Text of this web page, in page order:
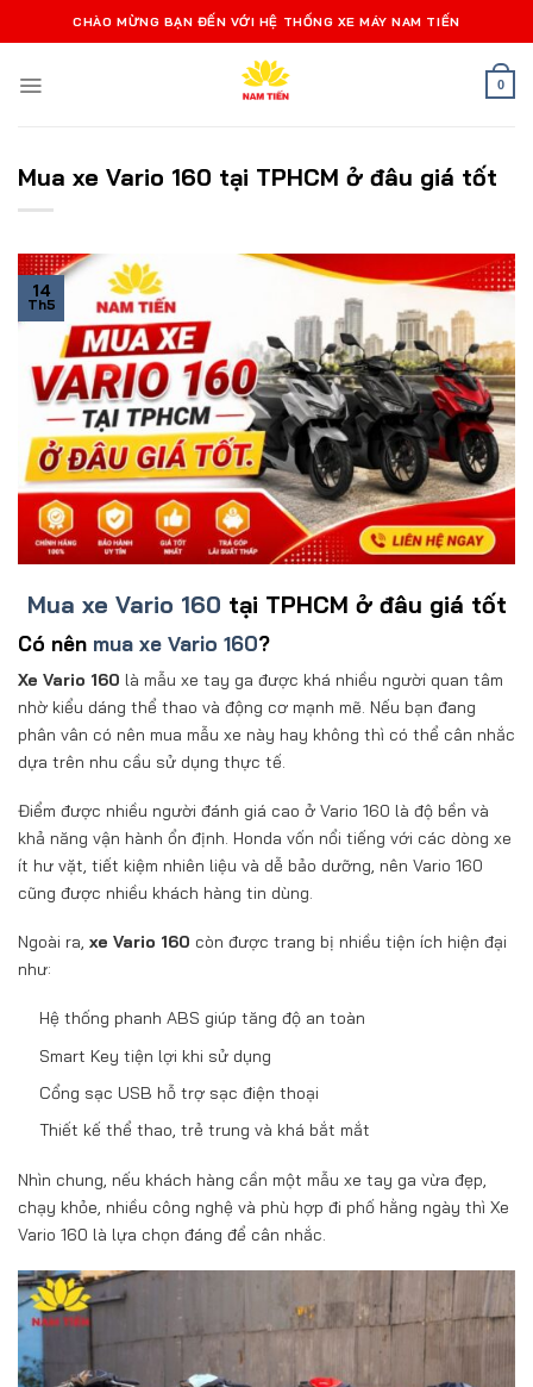
qua
dung
CHÀO MỪNG BẠN ĐẾN VỚI HỆ THỐNG XE MÁY NAM TIẾN
0
Mua xe Vario 160 tại TPHCM ở đâu giá tốt
14
Th5
Mua xe Vario 160 tại TPHCM ở đâu giá tốt
Có nên mua xe Vario 160?
Xe Vario 160 là mẫu xe tay ga được khá nhiều người quan tâm
nhờ kiểu dáng thể thao và động cơ mạnh mẽ. Nếu bạn đang
phân vân có nên mua mẫu xe này hay không thì có thể cân nhắc
dựa trên nhu cầu sử dụng thực tế.
Điểm được nhiều người đánh giá cao ở Vario 160 là độ bền và
khả năng vận hành ổn định. Honda vốn nổi tiếng với các dòng xe
ít hư vặt, tiết kiệm nhiên liệu và dễ bảo dưỡng, nên Vario 160
cũng được nhiều khách hàng tin dùng.
Ngoài ra, xe Vario 160 còn được trang bị nhiều tiện ích hiện đại
như:
Hệ thống phanh ABS giúp tăng độ an toàn
Smart Key tiện lợi khi sử dụng
Cổng sạc USB hỗ trợ sạc điện thoại
Thiết kế thể thao, trẻ trung và khá bắt mắt
Nhìn chung, nếu khách hàng cần một mẫu xe tay ga vừa đẹp,
chạy khỏe, nhiều công nghệ và phù hợp đi phố hằng ngày thì Xe
Vario 160 là lựa chọn đáng để cân nhắc.